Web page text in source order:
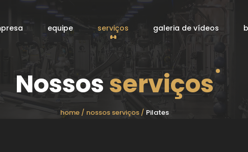
equipe serviços galeria de vídeos
Nossosserviços
home / nossos serviços / Pilates